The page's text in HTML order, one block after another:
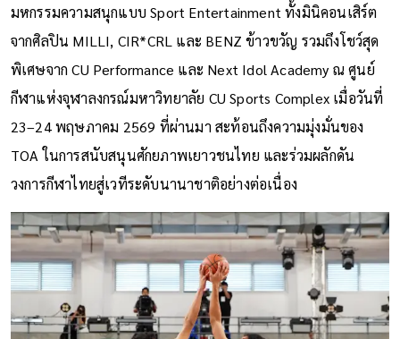
มหกรรมความสนุกแบบ Sport Entertainment ทั้งมินิคอนเสิร์ต
จากศิลปิน MILLI, CIR*CRL และ BENZ ข้าวขวัญ รวมถึงโชว์สุด
พิเศษจาก CU Performance และ Next Idol Academy ณ ศูนย์
กีฬาแห่งจุฬาลงกรณ์มหาวิทยาลัย CU Sports Complex เมื่อวันที่
23–24 พฤษภาคม 2569 ที่ผ่านมา สะท้อนถึงความมุ่งมั่นของ
TOA ในการสนับสนุนศักยภาพเยาวชนไทย และร่วมผลักดัน
วงการกีฬาไทยสู่เวทีระดับนานาชาติอย่างต่อเนื่อง